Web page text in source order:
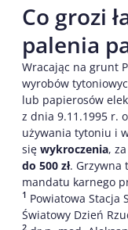
Co grozi
palenia
Wracając na grunt
wyrobów
lub papierosów
z dnia 9.11.1995 r.
używania tytoniu i
się wykroczenia,
do 500 zł. Grzywna
mandatu karnego
1 Powiatowa Stacja
Światowy Dzień